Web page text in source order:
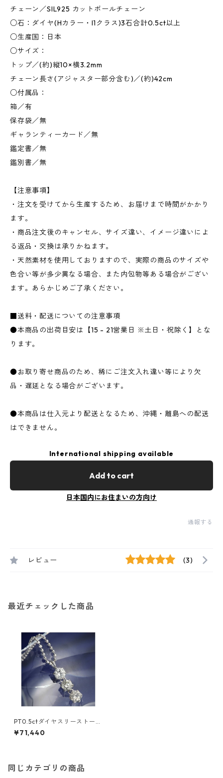
チェーン／SIL925 カットボールチェーン
○石：ダイヤ(Hカラー・I1クラス)3石合計0.5ct以上
○生産国：日本
○サイズ：
トップ／(約)縦10×横3.2mm
チェーン長さ(アジャスター部分含む)／(約)42cm
○付属品：
箱／有
保存袋／無
ギャランティーカード／無
鑑定書／無
鑑別書／無
【注意事項】
・注文を受けてから生産するため、お届けまで時間がかかり
ます。
・商品注文後のキャンセル、サイズ違い、イメージ違いによ
る返品・交換は承りかねます。
・天然素材を使用しておりますので、実際の商品のサイズや
色合い等が多少異なる場合、また内包物等ある場合がござい
ます。あらかじめご了承ください。
■送料・配送についての注意事項
●本商品の出荷目安は【15 - 21営業日 ※土日・祝除く】とな
ります。
●お取り寄せ商品のため、稀にご注文入れ違い等により欠
品・遅延となる場合がございます。
●本商品は仕入元より配送となるため、沖縄・離島への配送
はできません。
International shipping available
Add to cart
日本国内にお住まいの方向け
通報する
レビュー (3)
最近チェックした商品
PT0.5ctダイヤスリーストーン
ペンダント ダイヤモンド ジュ
エリー アクセサリー レディー
¥71,440
同じカテゴリの商品